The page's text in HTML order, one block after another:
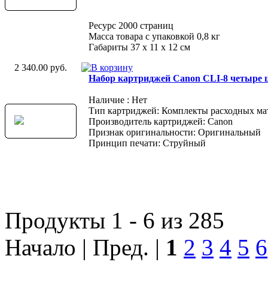
Ресурс 2000 страниц
Масса товара с упаковкой 0,8 кг
Габариты 37 x 11 x 12 см
2 340.00 руб.
Набор картриджей Canon CLI-8 четыре
Наличие : Нет
Тип картриджей: Комплекты расходных
Производитель картриджей: Canon
Признак оригинальности: Оригинальный
Принцип печати: Струйный
Продукты 1 - 6 из 285
Начало | Пред. | 1 2 3 4 5 6